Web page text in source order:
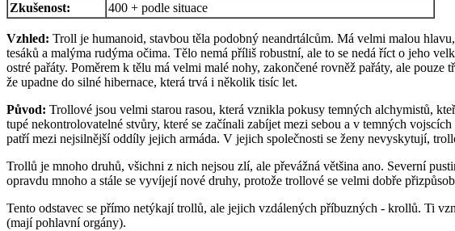
Zkušenost:
400 + podle situace
Vzhled: Troll je humanoid, stavbou těla podobný neandrtálcům. Má velmi malou
tesáků a malýma rudýma očima. Tělo nemá příliš robustní, ale to se nedá říct o jeho
ostré pařáty. Poměrem k tělu má velmi malé nohy, zakončené rovněž pařáty, ale
že upadne do silné hibernace, která trvá i několik tisíc let.
Původ: Trollové jsou velmi starou rasou, která vznikla pokusy temných alchymistů,
tupé nekontrolovatelné stvůry, které se začínali zabíjet mezi sebou a v temných
patří mezi nejsilnější oddíly jejich armáda. V jejich společnosti se ženy nevyskytují,
Trollů je mnoho druhů, všichni z nich nejsou zlí, ale převážná většina ano. Severní
opravdu mnoho a stále se vyvíjejí nové druhy, protože trollové se velmi dobře
Tento odstavec se přímo netýkají trollů, ale jejich vzdálených příbuzných - krollů. Ti
(mají pohlavní orgány).